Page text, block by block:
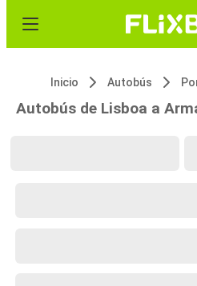
Inicio Autobús
Autobús de Lisboa a